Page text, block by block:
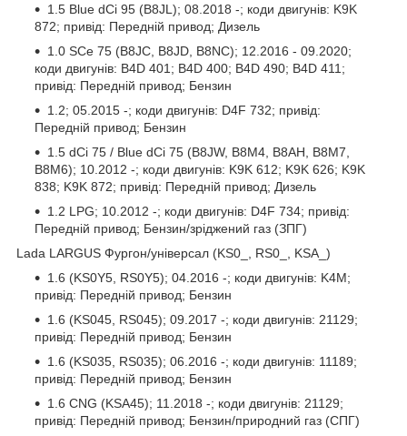
1.5 Blue dCi 95 (B8JL); 08.2018 -; коди двигунів: K9K
872; привід: Передній привод; Дизель
1.0 SCe 75 (B8JC, B8JD, B8NC); 12.2016 - 09.2020;
коди двигунів: B4D 401; B4D 400; B4D 490; B4D 411;
привід: Передній привод; Бензин
1.2; 05.2015 -; коди двигунів: D4F 732; привід:
Передній привод; Бензин
1.5 dCi 75 / Blue dCi 75 (B8JW, B8M4, B8AH, B8M7,
B8M6); 10.2012 -; коди двигунів: K9K 612; K9K 626; K9K
838; K9K 872; привід: Передній привод; Дизель
1.2 LPG; 10.2012 -; коди двигунів: D4F 734; привід:
Передній привод; Бензин/зріджений газ (ЗПГ)
Lada LARGUS Фургон/універсал (KS0_, RS0_, KSA_)
1.6 (KS0Y5, RS0Y5); 04.2016 -; коди двигунів: K4M;
привід: Передній привод; Бензин
1.6 (KS045, RS045); 09.2017 -; коди двигунів: 21129;
привід: Передній привод; Бензин
1.6 (KS035, RS035); 06.2016 -; коди двигунів: 11189;
привід: Передній привод; Бензин
1.6 CNG (KSA45); 11.2018 -; коди двигунів: 21129;
привід: Передній привод; Бензин/природний газ (СПГ)